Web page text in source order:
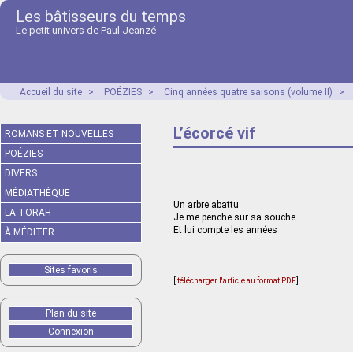
Les bâtisseurs du temps
Le petit univers de Paul Jeanzé
Accueil du site > POÉZIES > Cinq années quatre saisons (volume II) >
L’écorcé vif
Un arbre abattu
Je me penche sur sa souche
Et lui compte les années
télécharger l'article au format PDF
ROMANS ET NOUVELLES
POÉZIES
DIVERS
MÉDIATHÈQUE
LA TORAH
À MÉDITER
Sites favoris
Plan du site
Connexion